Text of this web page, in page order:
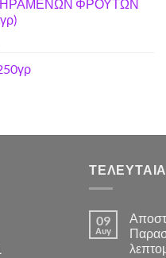
προϊόντος
ΦΡΟΥΤΩΝ
09
Αυγ